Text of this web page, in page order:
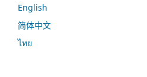
English
简体中文
ไทย